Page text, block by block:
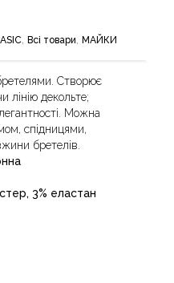
Всі товари МАЙКИ
Створює
лінію декольте;
Можна
спідницями,
бретелів.
3% еластан